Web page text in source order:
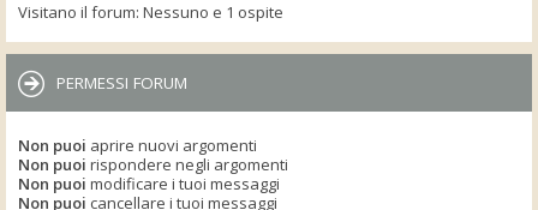
Visitano il forum: Nessuno e 1 ospite
PERMESSI FORUM
Non puoi aprire nuovi argomenti
Non puoi rispondere negli argomenti
Non puoi modificare i tuoi messaggi
Non puoi cancellare i tuoi messaggi